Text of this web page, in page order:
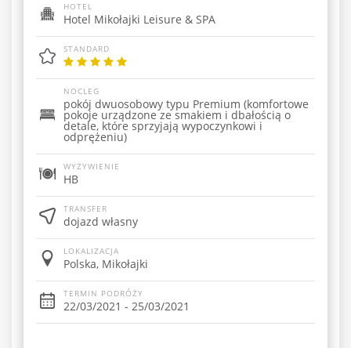
HOTEL
Hotel Mikołajki Leisure & SPA
STANDARD
NOCLEG
pokój dwuosobowy typu Premium (komfortowe
pokoje urządzone ze smakiem i dbałością o
detale, które sprzyjają wypoczynkowi i
odprężeniu)
WYŻYWIENIE
HB
TRANSFER
dojazd własny
LOKALIZACJA
Polska, Mikołajki
TERMIN PODRÓŻY
22/03/2021 - 25/03/2021